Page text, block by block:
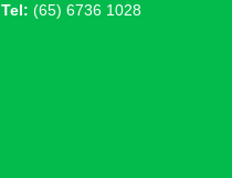
Tel: (65) 6736 1028